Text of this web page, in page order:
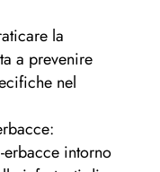
la
a prevenire
nel
erbacce intorno